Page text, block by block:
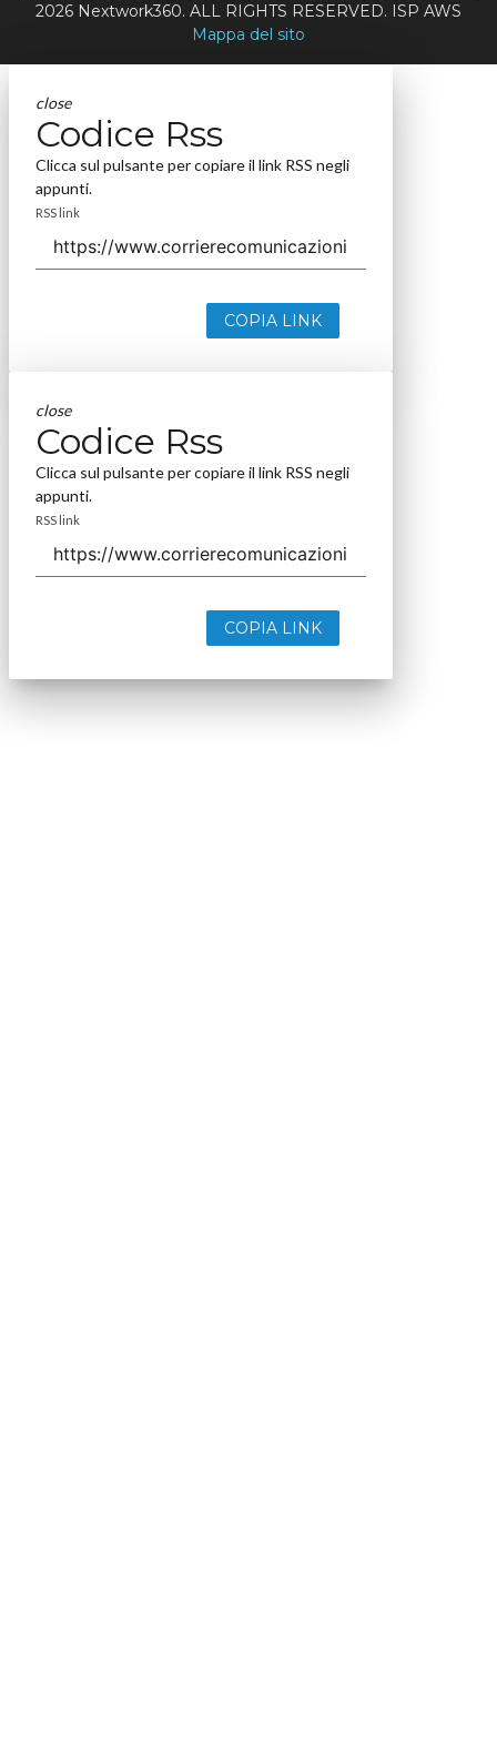
2026 Nextwork360. ALL RIGHTS RESERVED. ISP AWS
Mappa del sito
close
Codice Rss
Clicca sul pulsante per copiare il link RSS negli
appunti.
RSS link
COPIA LINK
close
Codice Rss
Clicca sul pulsante per copiare il link RSS negli
appunti.
RSS link
COPIA LINK